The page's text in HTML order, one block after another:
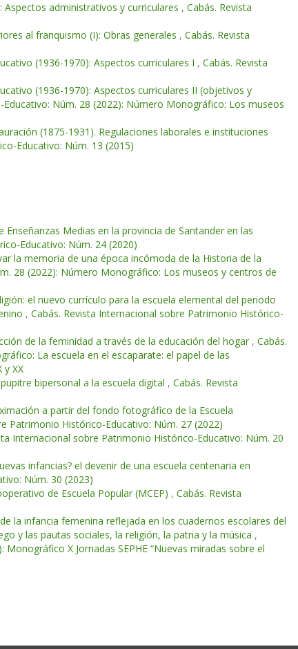
Aspectos administrativos y curriculares , Cabás. Revista
al franquismo (I): Obras generales , Cabás. Revista
(1936-1970): Aspectos curriculares I , Cabás. Revista
(1936-1970): Aspectos curriculares II (objetivos y
Núm. 28 (2022): Número Monográfico: Los museos
(1875-1931). Regulaciones laborales e instituciones
Educativo: Núm. 13 (2015)
Medias en la provincia de Santander en las
Educativo: Núm. 24 (2020)
la memoria de una época incómoda de la Historia de la
28 (2022): Número Monográfico: Los museos y centros de
el nuevo currículo para la escuela elemental del periodo
, Cabás. Revista Internacional sobre Patrimonio Histórico-
de la feminidad a través de la educación del hogar , Cabás.
La escuela en el escaparate: el papel de las
y XX
bipersonal a la escuela digital , Cabás. Revista
a partir del fondo fotográfico de la Escuela
Patrimonio Histórico-Educativo: Núm. 27 (2022)
Internacional sobre Patrimonio Histórico-Educativo: Núm. 20
infancias? el devenir de una escuela centenaria en
Núm. 30 (2023)
de Escuela Popular (MCEP) , Cabás. Revista
la infancia femenina reflejada en los cuadernos escolares del
y las pautas sociales, la religión, la patria y la música ,
X Jornadas SEPHE “Nuevas miradas sobre el